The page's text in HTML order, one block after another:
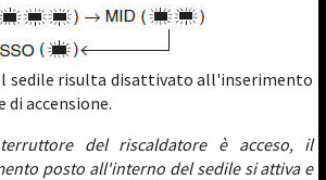
sedile risulta disattivato all'inserimento
accensione.
del riscaldatore è acceso, il
posto all'interno del sedile si attiva e